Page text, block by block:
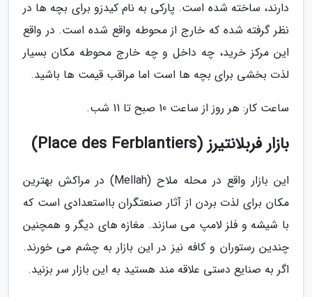
دارند، ساخته شده است. پارکی به نام کیدزو برای بچه ها در
نظر گرفته شده که خارج از محوطه واقع شده است. در واقع
این مرکز خرید، چه داخل و چه خارج محوطه مکان بسیار
لذت بخشی برای بچه ها است اما مراقب قیمت ها باشید.
ساعت کار: هر روز از ساعت 10 صبح تا 11 شب.
بازار فربلانتیرز (Place des Ferblantiers)
این بازار واقع در محله ملاح (Mellah) در مراکش بهترین
مکان برای لذت بردن از آثار صنعتگران بااستعدادی است که
با شیشه و فلز لامپ می سازند. مغازه های دیگر و همچنین
چندین رستوران و کافه نیز در این بازار به چشم می خورند.
اگر به صنایع دستی علاقه مند هستید به این بازار سر بزنید.